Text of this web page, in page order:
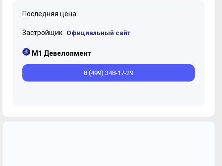
Последняя цена:
Застройщик Официальный сайт
M1 Девелопмент
8 (499) 348-17-29